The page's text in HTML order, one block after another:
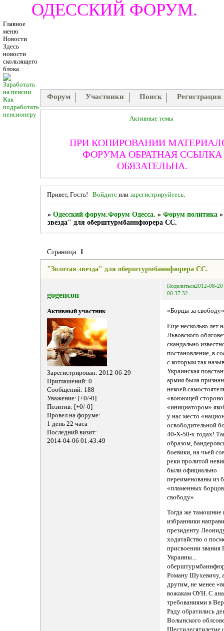
ОДЕССКИЙ ФОРУМ.
Главное
меню
Новости
Здесь
новости
скользящего
блока
Как
подработать
пенсионеру
Форум Участники Поиск Регистрация
Активные темы
ПРИ КОПИРОВАНИИ
ФОРУМА ОБРАТНАЯ ССЫЛКА
ОБЯЗАТЕЛЬНА.
Привет, Гость! Войдитеили зарегистрируйтесь.
» Одесский форум.Форум Одесса. » Форум политика
звезда" для оберштурмбаннфюрера СС.
"Золотая звезда" для оберштурмбаннфюрера СС.
Страница: 1
Поделиться2012-08-20
00:37:32
gogencon
Активный участник
Зарегистрирован: 2012-06-29
Приглашений: 0
Сообщений: 188
Уважение: [+0/-0]
Позитив: [+0/-0]
Провел на форуме:
1 день 22 часа
Последний визит:
2014-04-06 01:43:49
«Борцы за
Еще несколько лет
Львовского
скандально
постановление, в
с которым так
Украинская
армия была
некоей
«воюющей
«инициатором»
у нас место
освободительной
40-Х-50-х годах!
образом,
боевики, на чьей
реки пролитой
были официально
переименованы из
«пламенных борцов
свободу».
Тогда же тамошние
избранники
президенту
ходатайство о
присвоении звания
Украины...
Роману Шухевичу,
другим, не менее
вожакам ОУН. С
требованиями в
Раду обратились
Волынского